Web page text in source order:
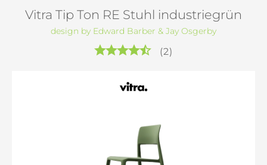
Vitra Tip Ton RE Stuhl industriegrün
design by Edward Barber & Jay Osgerby
(2)